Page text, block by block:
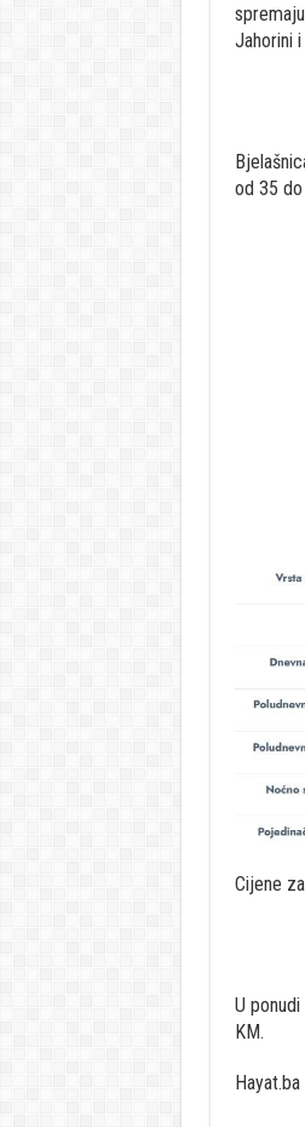
Jahorini i
od 35
Cijene
U
KM.
Hayat.ba